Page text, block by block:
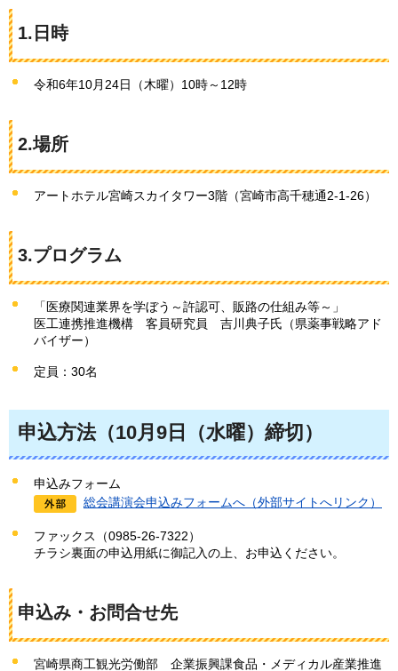
1.日時
令和6年10月24日（木曜）10時～12時
2.場所
アートホテル宮崎スカイタワー3階（宮崎市高千穂通2-1-26）
3.プログラム
「医療関連業界を学ぼう～許認可、販路の仕組み等～」
医工連携推進機構
客員研究員 吉川典子氏 （県薬事戦略アド
バイザー）
定員：30名
申込方法（10月9日（水曜）締切）
申込みフォーム
総会講演会申込みフォームへ（外部サイトへリンク）
ファックス（0985-26-7322）
チラシ裏面の申込用紙に御記入の上、お申込ください。
申込み・お問合せ先
宮崎県商工観光労働部 企業振興課食品 ・メディカル産業推進